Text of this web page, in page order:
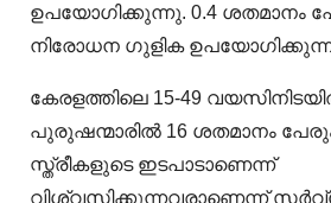
ഉപയോഗിക്കുന്നു. 0.4 ശതമാനം
നിരോധന ഗുളിക
കേരളത്തിലെ 15-49
പുരുഷന്മാരിൽ 16 ശതമാനം
സ്ത്രീകളുടെ ഇടപാടാണെന്ന്
വിശ്വസിക്കുന്നവരാണെന്ന്